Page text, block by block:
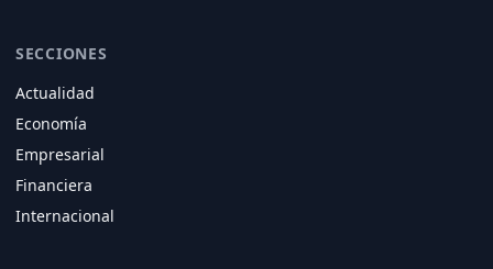
SECCIONES
Actualidad
Economía
Empresarial
Financiera
Internacional